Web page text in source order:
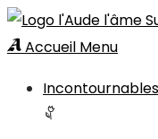
Accueil Menu
Incontournables